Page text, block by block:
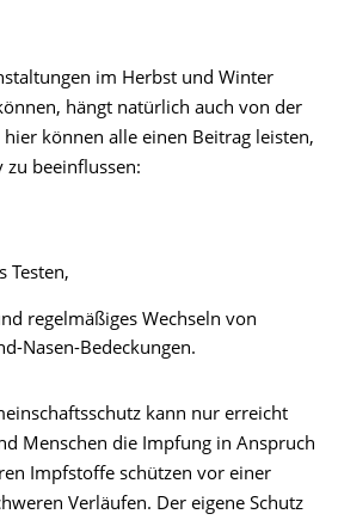
im Herbst und Winter
hängt natürlich auch von der
hier können alle einen Beitrag leisten,
zu beeinflussen:
Testen,
regelmäßiges Wechseln von
Nasen-Bedeckungen.
kann nur erreicht
Menschen die Impfung in Anspruch
Impfstoffe schützen vor einer
Verläufen. Der eigene Schutz